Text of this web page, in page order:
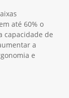
até 60% o
capacidade de
a
e